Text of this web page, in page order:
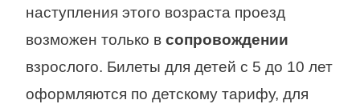
наступления этого возраста проезд
возможен только в сопровождении
взрослого. Билеты для детей с 5 до 10 лет
оформляются по детскому тарифу, для